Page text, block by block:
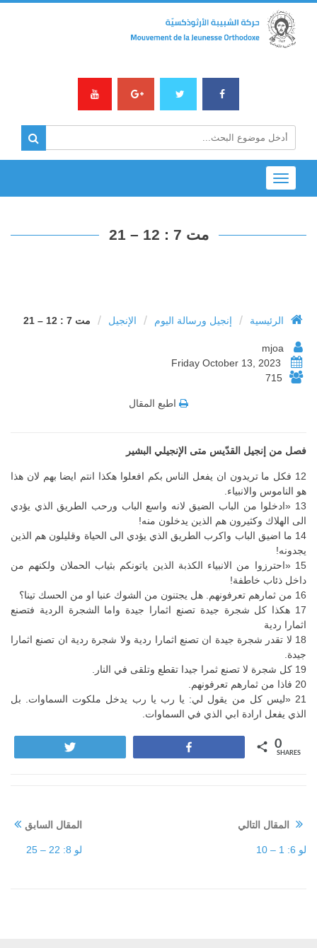
Toggle
navigation
مت 7 : 12 – 21
الرئيسية / إنجيل ورسالة اليوم / الإنجيل / مت 7 : 12 – 21
715
اطبع المقال
فصل من إنجيل القدّيس متى الإنجيلي البشير
12 فكل ما تريدون ان يفعل الناس بكم افعلوا هكذا انتم ايضا بهم لان هذا
هو الناموس والانبياء.
13 «ادخلوا من الباب الضيق لانه واسع الباب ورحب الطريق الذي يؤدي
الى الهلاك وكثيرون هم الذين يدخلون منه!
14 ما اضيق الباب واكرب الطريق الذي يؤدي الى الحياة وقليلون هم الذين
يجدونه!
15 «احترزوا من الانبياء الكذبة الذين ياتونكم بثياب الحملان ولكنهم من
داخل ذئاب خاطفة!
16 من ثمارهم تعرفونهم. هل يجتنون من الشوك عنبا او من الحسك تينا؟
17 هكذا كل شجرة جيدة تصنع اثمارا جيدة واما الشجرة الردية فتصنع
اثمارا ردية
18 لا تقدر شجرة جيدة ان تصنع اثمارا ردية ولا شجرة ردية ان تصنع اثمارا
جيدة.
19 كل شجرة لا تصنع ثمرا جيدا تقطع وتلقى في النار.
20 فاذا من ثمارهم تعرفونهم.
21 «ليس كل من يقول لي: يا رب يا رب يدخل ملكوت السماوات. بل
الذي يفعل ارادة ابي الذي في السماوات.
0
SHARES
المقال السابق
لو 8: 22 – 25
المقال التالي
لو 6: 1 – 10